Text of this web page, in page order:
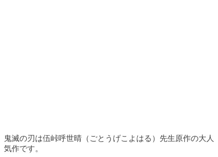
鬼滅の刃は伍峠呼世晴（ごとうげこよはる）先生原作の大人
気作です。